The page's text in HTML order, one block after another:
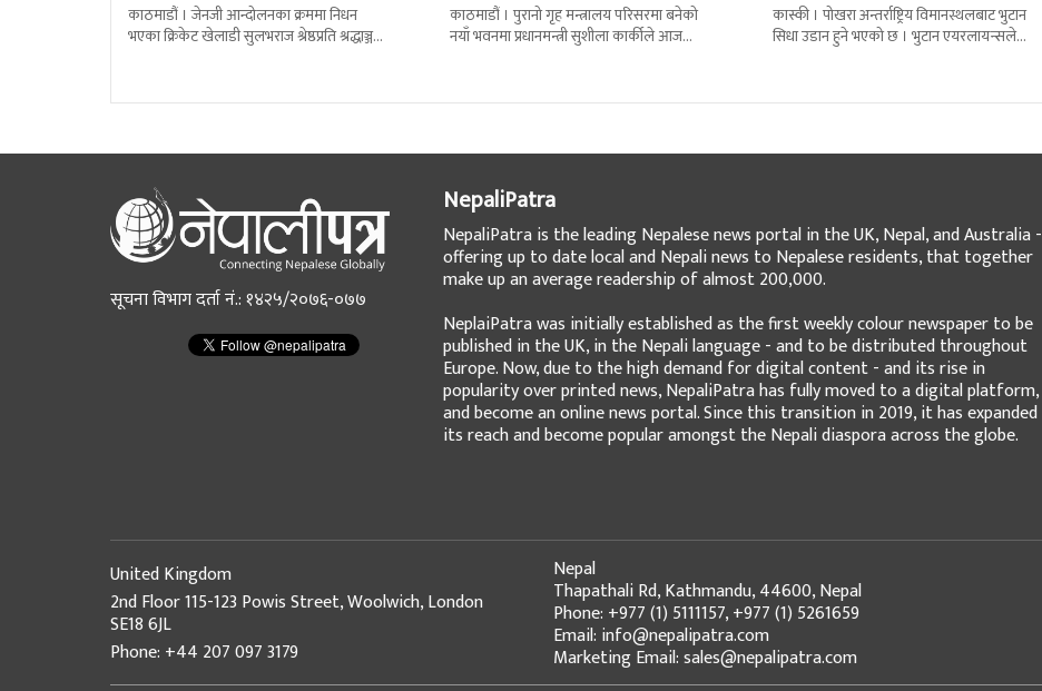
काठमाडौं । जेनजी आन्दोलनका क्रममा निधन
भएका क्रिकेट खेलाडी सुलभराज श्रेष्ठप्रति श्रद्धाञ्जली
काठमाडौं । पुरानो गृह मन्त्रालय परिसरमा बनेको
नयाँ भवनमा प्रधानमन्त्री सुशीला कार्कीले आज
कास्की । पोखरा अन्तर्राष्ट्रिय विमानस्थलबाट भुटान
सिधा उडान हुने भएको छ । भुटान एयरलायन्सले
सूचना विभाग दर्ता नं.: १४२५/२०७६-०७७
NepaliPatra
NepaliPatra is the leading Nepalese news portal in the UK, Nepal, and Australia -
offering up to date local and Nepali news to Nepalese residents, that together
make up an average readership of almost 200,000.
NeplaiPatra was initially established as the first weekly colour newspaper to be
published in the UK, in the Nepali language - and to be distributed throughout
Europe. Now, due to the high demand for digital content - and its rise in
popularity over printed news, NepaliPatra has fully moved to a digital platform,
and become an online news portal. Since this transition in 2019, it has expanded
its reach and become popular amongst the Nepali diaspora across the globe.
United Kingdom
2nd Floor 115-123 Powis Street, Woolwich, London
SE18 6JL
Phone: +44 207 097 3179
Nepal
Thapathali Rd, Kathmandu, 44600, Nepal
Phone: +977 (1) 5111157, +977 (1) 5261659
Email: info@nepalipatra.com
Marketing Email: sales@nepalipatra.com